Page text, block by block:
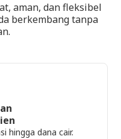
aman, dan fleksibel
berkembang tanpa
hingga dana cair.